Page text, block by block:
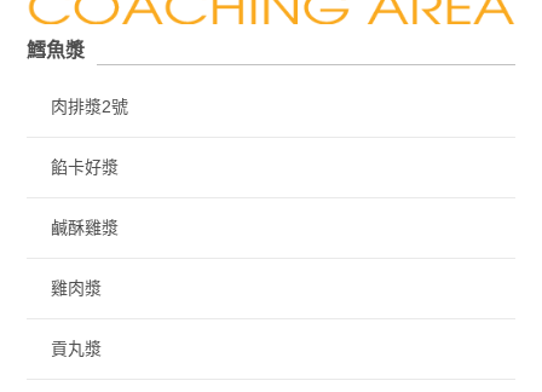
鱈魚漿
肉排漿2號
餡卡好漿
鹹酥雞漿
雞肉漿
貢丸漿